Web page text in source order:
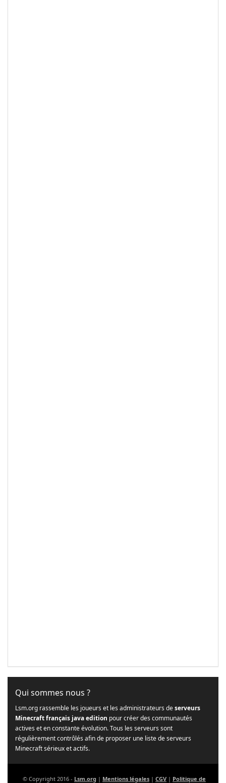
Qui sommes nous ?
Lsm.org rassemble les joueurs et les administrateurs deserveurs
Minecraft français java edition pour créer des communautés
actives et en constante évolution. Tous les serveurs sont
régulièrement contrôlés afin de proposer une liste de serveurs
Minecraft sérieux et actifs.
© Copyright 2016 - Lsm.org | Mentions légales | CGV | Politique de